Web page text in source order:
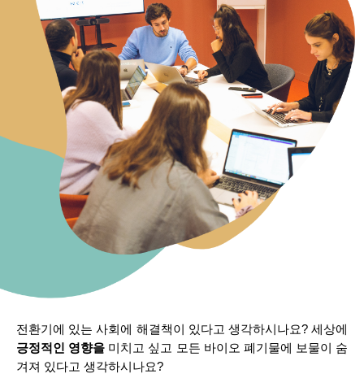
전환기에 있는 사회에 해결책이 있다고 생각하시나요? 세상에
긍정적인 영향을 미치고 싶고 모든 바이오 폐기물에 보물이 숨
겨져 있다고 생각하시나요?